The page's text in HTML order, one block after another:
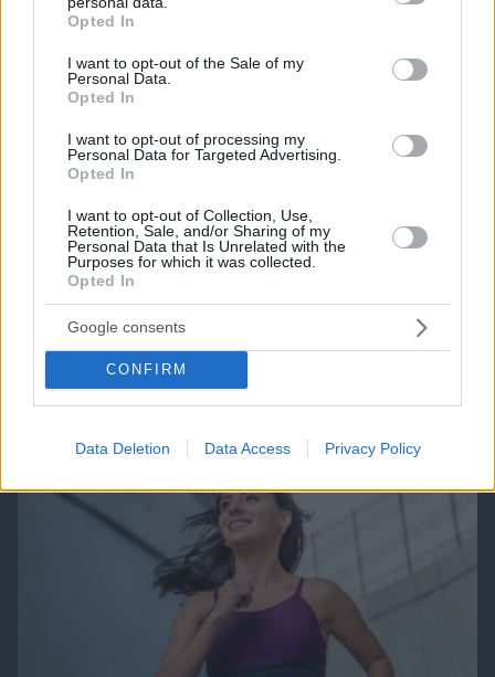
grant or deny consent to Google and its third-party tags to
use your data for below specified purposes in below Google
consent section.
Opted In
I want to opt-out of the Sale of my
Personal Data.
Opted In
I want to opt-out of processing my
Personal Data for Targeted Advertising.
Opted In
I want to opt-out of Collection, Use,
Retention, Sale, and/or Sharing of my
Personal Data that Is Unrelated with the
Purposes for which it was collected.
Opted In
Google consents
CONFIRM
Data Deletion Data Access Privacy Policy
Games
Cut The Rope Northern Heights Candy
ΔΕΙΤΕ ΟΛΑ ΤΑ GAMES
Best of Network